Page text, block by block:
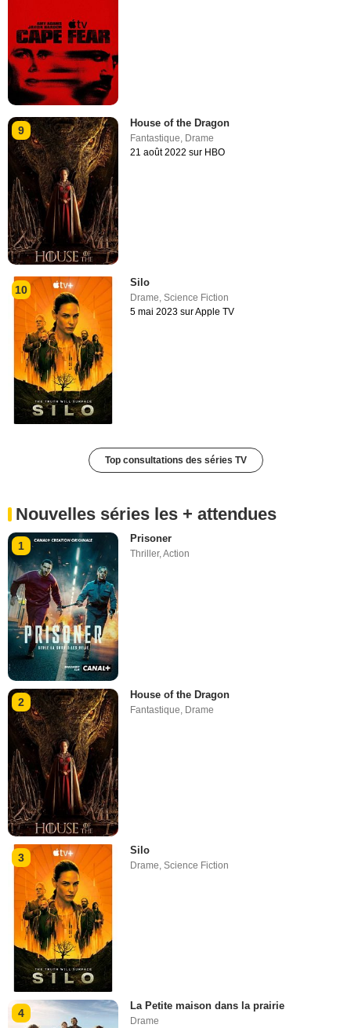
9
House of the Dragon
Fantastique Drame
21 août 2022 sur HBO
10
Silo
Drame,Science Fiction
5 mai 2023 sur Apple TV
Top consultations des séries TV
Nouvelles séries les + attendues
1
Prisoner
Thriller,Action
2
House of the Dragon
Fantastique Drame
3
Silo
Drame,Science Fiction
4
La Petite maison dans la prairie
Drame